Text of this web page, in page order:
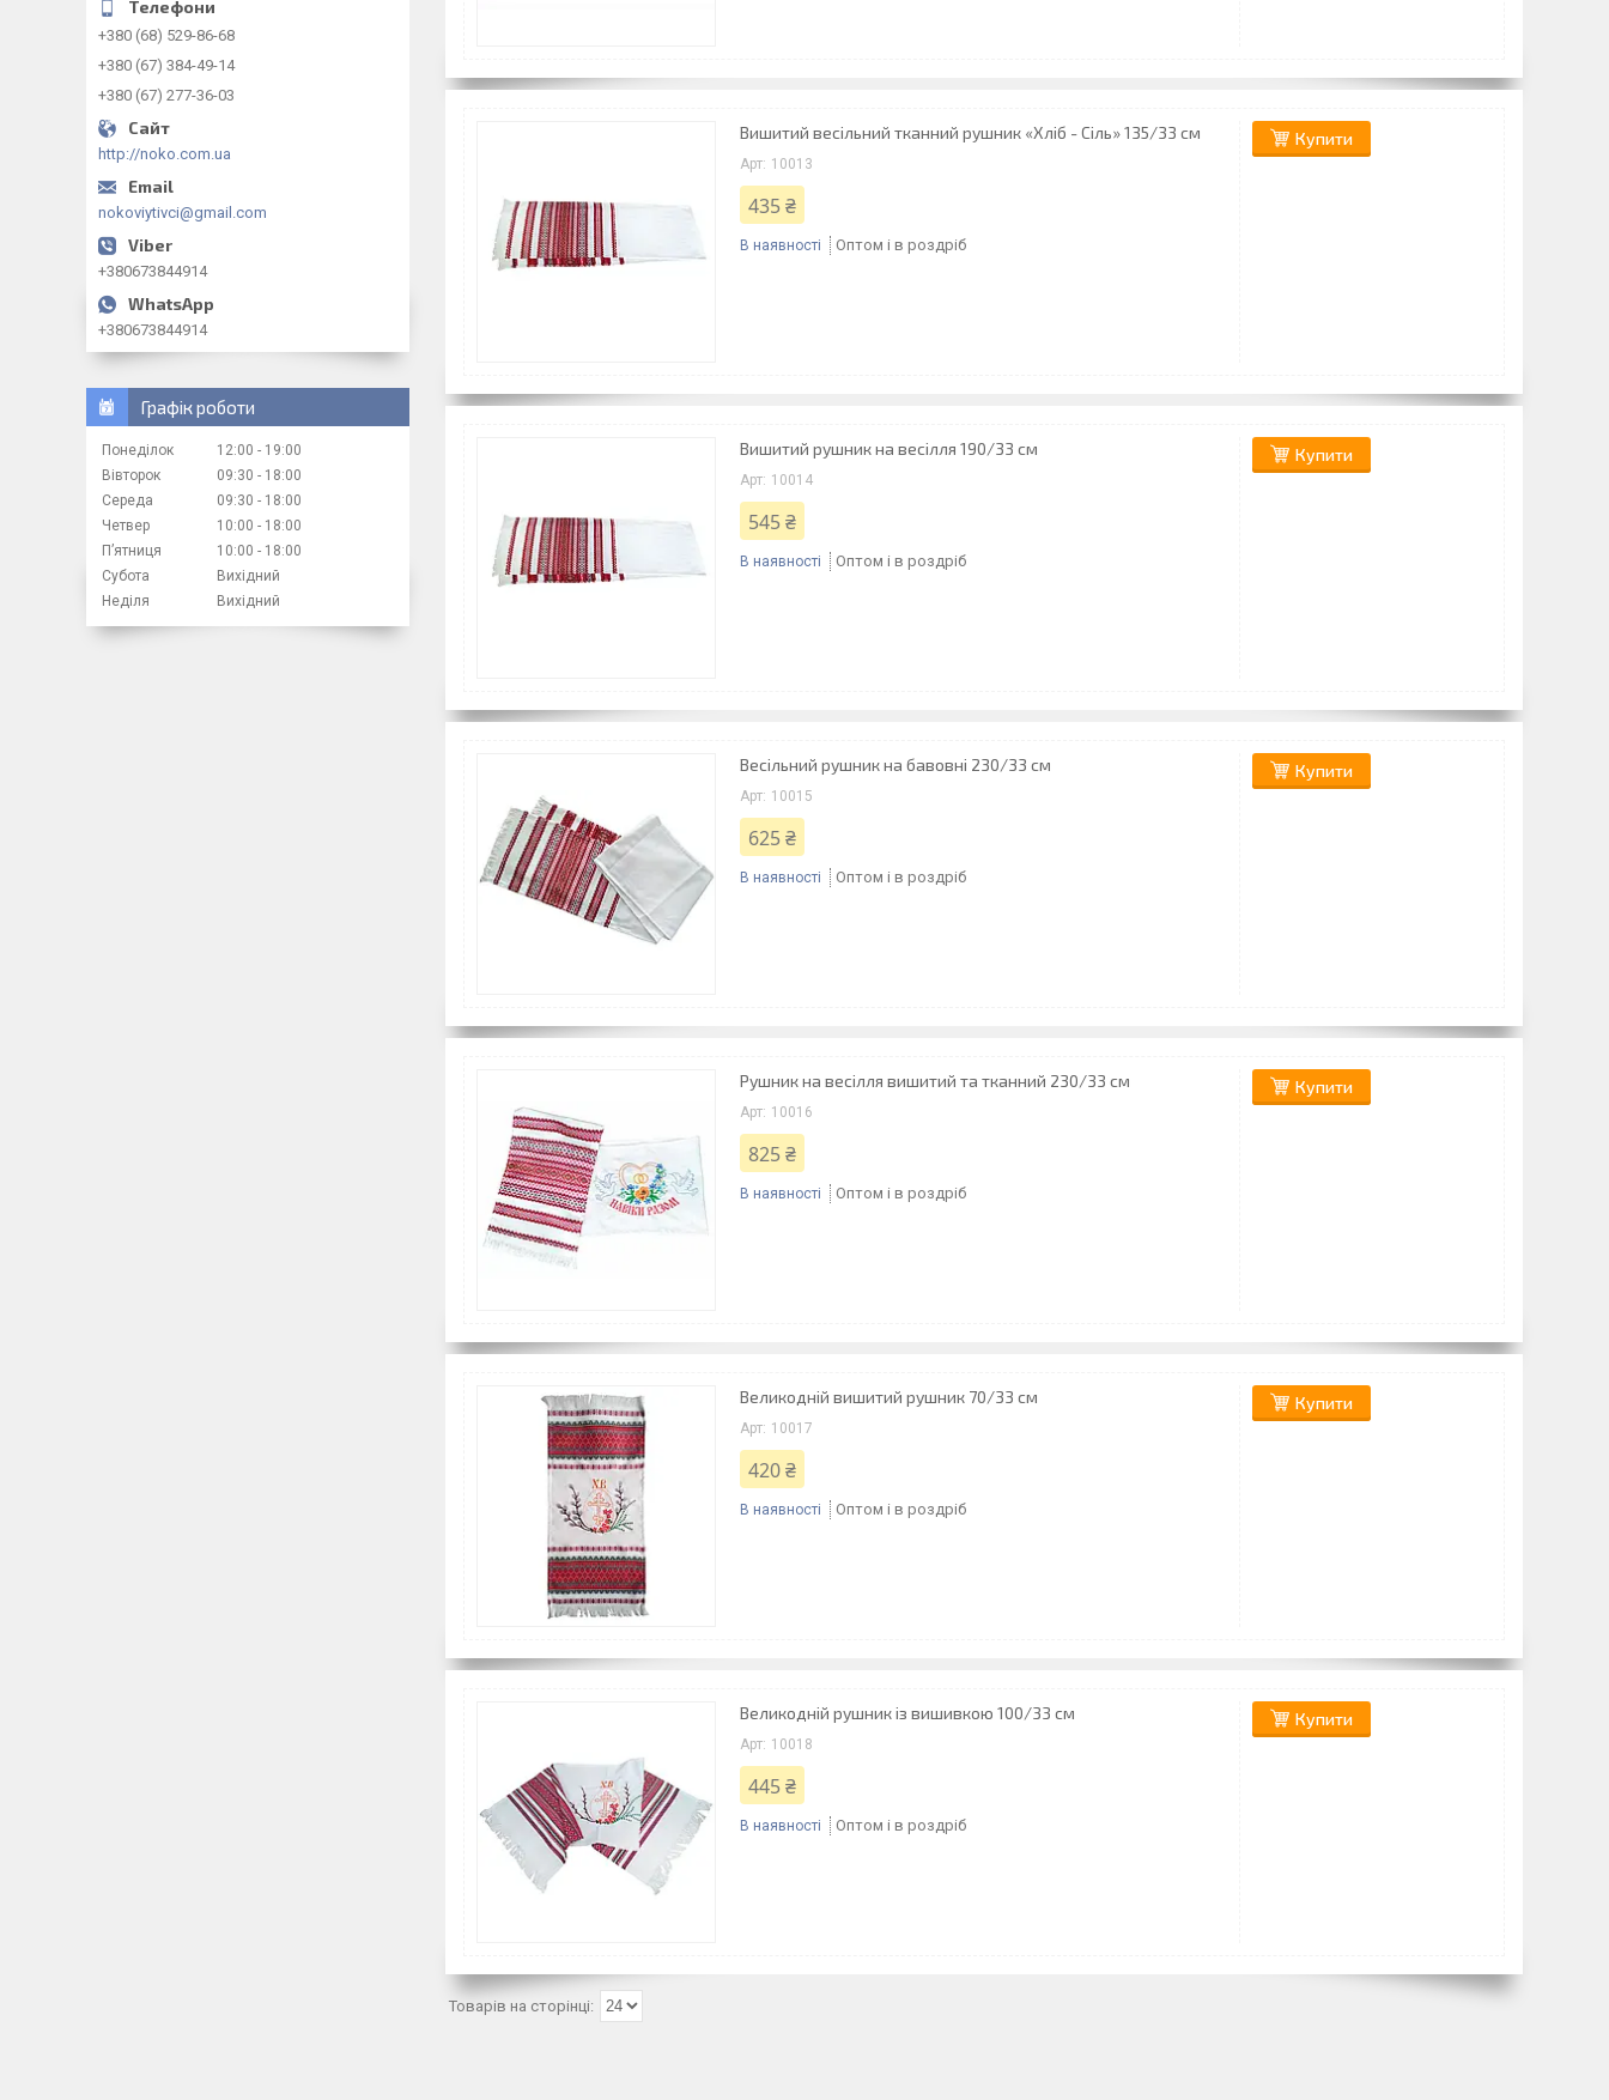
Вишитий весільний тканний рушник «Хліб - Сіль» 135/33 см
10013
435 ₴
В наявності Оптом і в роздріб
Купити
Вишитий рушник на весілля 190/33 см
10014
545 ₴
В наявності Оптом і в роздріб
Купити
Весільний рушник на бавовні 230/33 см
10015
625 ₴
В наявності Оптом і в роздріб
Купити
Рушник на весілля вишитий та тканний 230/33 см
10016
825 ₴
В наявності Оптом і в роздріб
Купити
Великодній вишитий рушник 70/33 см
10017
420 ₴
В наявності Оптом і в роздріб
Купити
Великодній рушник із вишивкою 100/33 см
10018
445 ₴
В наявності Оптом і в роздріб
Купити
+380 (68) 529-86-68
+380 (67) 384-49-14
+380 (67) 277-36-03
http://noko.com.ua
nokoviytivci@gmail.com
+380673844914
+380673844914
Графік роботи
Понеділок 12:00
19:00
Вівторок
09:30
18:00
Середа
09:30
18:00
Четвер
10:00
18:00
Пʼятниця
10:00
18:00
Субота
Вихідний
Неділя
Вихідний